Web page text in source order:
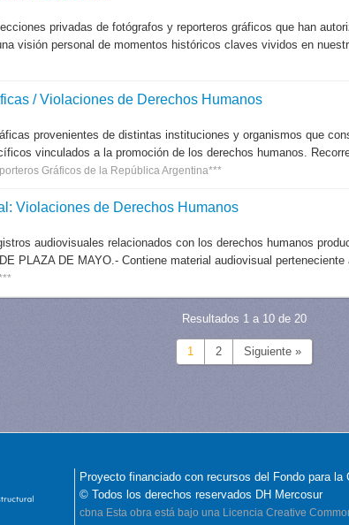
privadas de fotógrafos y reporteros gráficos que han
visión personal de momentos históricos claves vividos en
/ Violaciones de Derechos Humanos
provenientes de distintas instituciones y organismos que
vinculados a la promoción de los derechos humanos.
Gráficos de la República Argentina***
Violaciones de Derechos Humanos
audiovisuales relacionados con los derechos humanos
PLAZA DE MAYO.- Contiene material audiovisual
Resultados 1 a 10 de 20
1 2 Siguiente »
Proyecto financiado con recursos del Fondo para
© Todos los derechos reservados DH Mercosur
cbna Esta obra está bajo una Licencia Creative